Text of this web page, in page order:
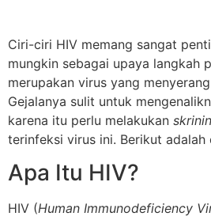
Ciri-ciri HIV memang sangat
mungkin sebagai upaya langkah
merupakan virus yang
Gejalanya sulit untuk
karena itu perlu melakukan
terinfeksi virus ini. Berikut
Apa Itu HIV?
HIV (Human Immunodeficiency